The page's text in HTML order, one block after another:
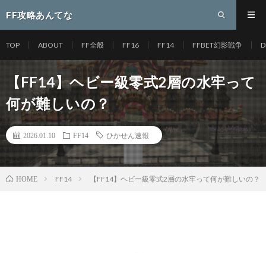
FF攻略あんてな
TOP ABOUT FF全般 FF16 FF14 FFBET幻影戦争
【FF14】ヘビー級零式2層の水牢って
何が難しいの？
2026.01.10 FF14 ひかせん速報
HOME FF14 【FF14】ヘビー級零式2層の水牢って何が難しいの？